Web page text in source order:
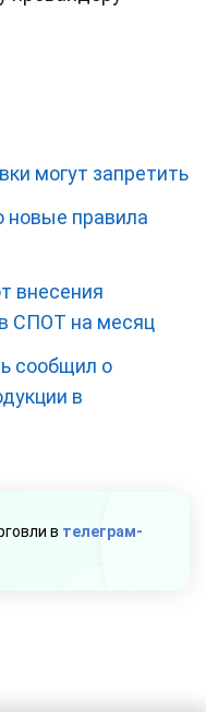
могут запретить
новые правила
внесения
СПОТ на месяц
сообщил о
в
в телеграм-